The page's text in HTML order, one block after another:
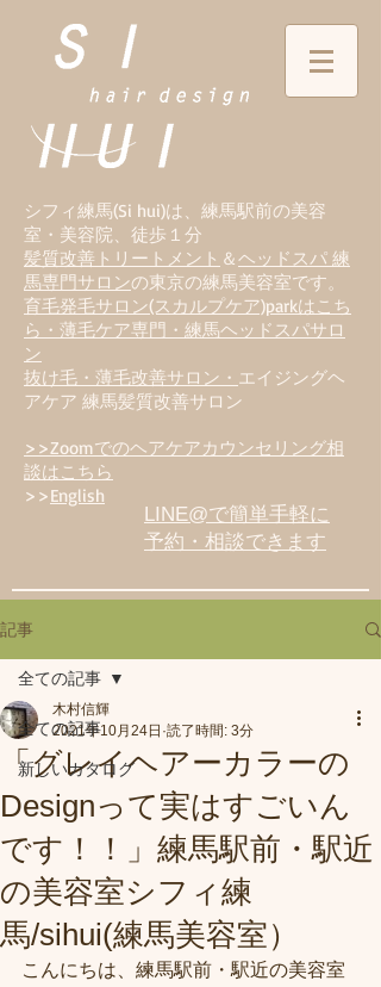
シフィ練馬(Si hui)は、 練馬駅前の美容
室・美容院、徒歩１分
髪質改善トリートメント ＆ヘッドスパ 練
馬専門サロンの東京の練馬美容室です。
育毛発毛サロン(スカルプケア)parkはこち
ら・薄毛ケア専門・練馬ヘッドスパサロ
ン
抜け毛・薄毛改善サロン・ エイジングヘ
アケア 練馬髪質改善サロン
>>Zoomでのヘアケアカウンセリング相
談はこちら
>>English
LINE@で簡単手軽に
予約・相談できます
記事
全ての記事
新しいカタログ
全ての記事
「グレイヘアーカラーの
Designって実はすごいん
です！！」練馬駅前・駅近
の美容室シフィ練
馬/sihui(練馬美容室）
木村信輝
2021年10月24日 読了時間: 3分
こんにちは、練馬駅前・駅近の美容室